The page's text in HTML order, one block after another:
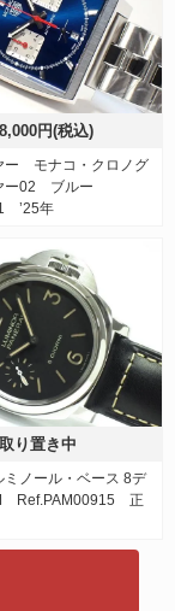
円(税込)
ー モナコ・クロノグ
ー02 ブルー
’25年
取り置き中
ノール・ベース 8デ
Ref.PAM00915 正